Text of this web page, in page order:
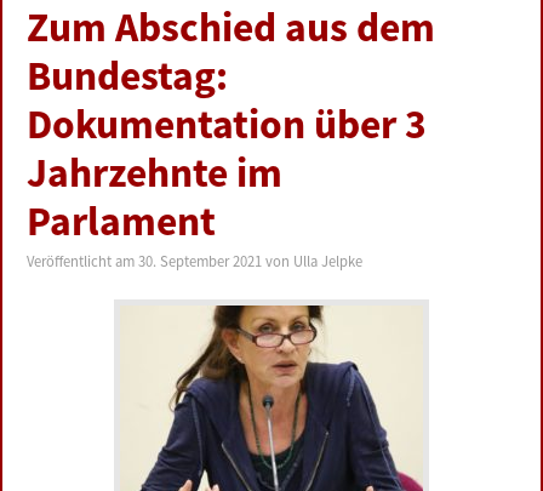
ZUR PERSON
DATENSCHUTZERKLÄRUNG
IMPRESSUM
Zum Abschied aus dem
Bundestag:
Dokumentation über 3
Jahrzehnte im
Parlament
Veröffentlicht am30. September 2021 von Ulla Jelpke